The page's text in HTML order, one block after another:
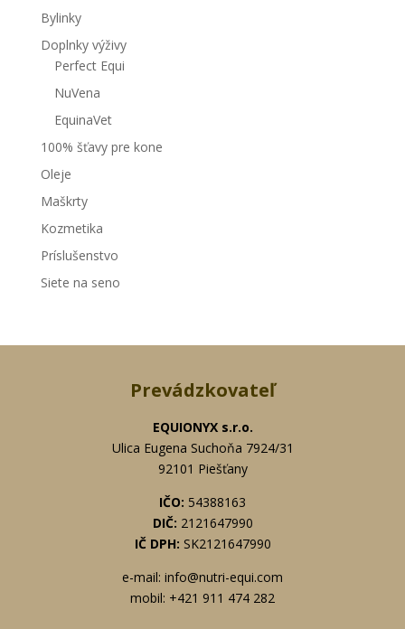
Bylinky
Doplnky výživy
Perfect Equi
NuVena
EquinaVet
100% šťavy pre kone
Oleje
Maškrty
Kozmetika
Príslušenstvo
Siete na seno
Prevádzkovateľ
EQUIONYX s.r.o.
Ulica Eugena Suchoňa 7924/31
92101 Piešťany
IČO: 54388163
DIČ: 2121647990
IČ DPH: SK2121647990
e-mail: info@nutri-equi.com
mobil: +421 911 474 282